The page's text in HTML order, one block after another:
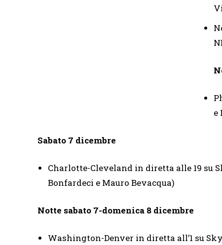
e
Sabato 7 dicembre
Charlotte-Cleveland in diretta alle 19 su
Bonfardeci e Mauro Bevacqua)
Notte sabato 7-domenica 8 dicembre
Washington-Denver in diretta all’1 su